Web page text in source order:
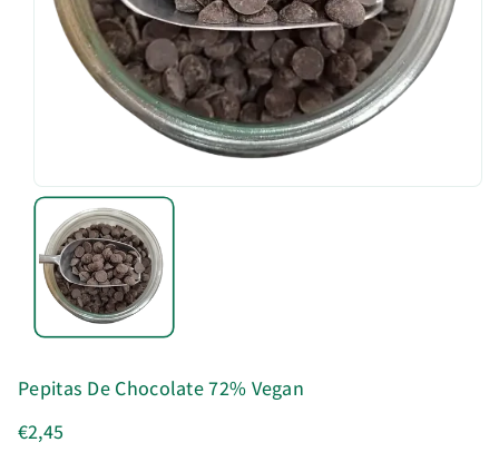
Pepitas De Chocolate 72% Vegan
€2,45